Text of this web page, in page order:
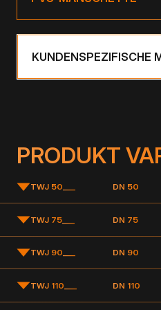
KUNDENSPEZIFISCHE
PRODUKT
TWJ 50 DN 50
TWJ 75 DN 75
TWJ 90 DN 90
TWJ 110 DN 110